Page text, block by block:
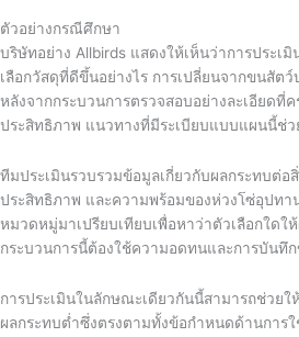
ตัวอย่างกรณีศึกษา
บริษัทอย่าง Allbirds แสดงให้เห็นว่าการประเ
เลือกวัสดุที่ดีขึ้นอย่างไร การเปลี่ยนจากขนสัต
หลังจากกระบวนการตรวจสอบอย่างละเอียดที่
ประสิทธิภาพ แนวทางที่มีระเบียบแบบแผนนี้ช่ว
ทีมประเมินรวบรวมข้อมูลเกี่ยวกับผลกระทบต่
ประสิทธิภาพ และความพร้อมของห่วงโซ่อุปท
หมวดหมู่มาเปรียบเทียบเพื่อหาว่าตัวเลือกใดใ
กระบวนการนี้ต้องใช้ความอดทนและการบันทึก
การประเมินในลักษณะเดียวกันนี้สามารถช่วย
ผลกระทบต่ำซึ่งตรงตามทั้งข้อกำหนดด้านการใ